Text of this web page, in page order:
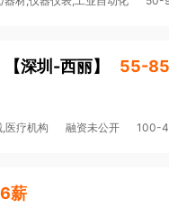
【深圳-西丽】 55-
医疗机构 融资未公开 100-
薪